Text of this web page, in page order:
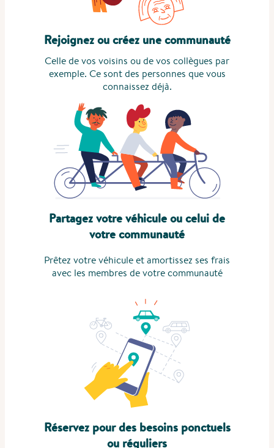
Rejoignez ou créez une communauté
Celle de vos voisins ou de vos collègues par
exemple. Ce sont des personnes que vous
connaissez déjà.
Partagez votre véhicule ou celui de
votre communauté
Prêtez votre véhicule et amortissez ses frais
avec les membres de votre communauté
Réservez pour des besoins ponctuels
ou réguliers